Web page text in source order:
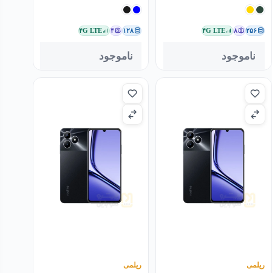
۲۵۶ ۸ ۴G LTE
ناموجود
۱۲۸ ۴ ۴G LTE
ناموجود
ریلمی ریلمی